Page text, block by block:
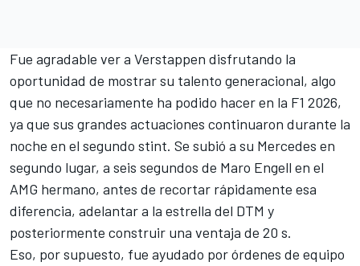
Fue agradable ver a Verstappen disfrutando la
oportunidad de mostrar su talento generacional, algo
que no necesariamente ha podido hacer en la F1 2026,
ya que sus grandes actuaciones continuaron durante la
noche en el segundo stint. Se subió a su Mercedes en
segundo lugar, a seis segundos de Maro Engell en el
AMG hermano, antes de recortar rápidamente esa
diferencia, adelantar a la estrella del DTM y
posteriormente construir una ventaja de 20 s.
Eso, por supuesto, fue ayudado por órdenes de equipo